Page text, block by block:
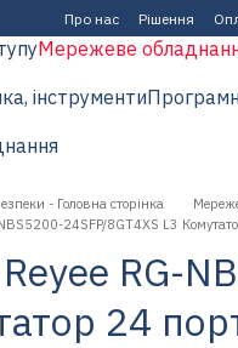
Про нас Рішення
Мережеве
інструменти
- Головна сторінка
24SFP/8GT4XS L3
RG-
24